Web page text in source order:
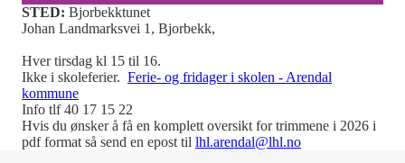
STED: Bjorbekktunet
Johan Landmarksvei 1, Bjorbekk,
Hver tirsdag kl 15 til 16.
Ikke i skoleferier. Ferie- og fridager i skolen - Arendal
kommune
Info tlf 40 17 15 22
Hvis du ønsker å få en komplett oversikt for trimmene i 2026 i
pdf format så send en epost til lhl.arendal@lhl.no